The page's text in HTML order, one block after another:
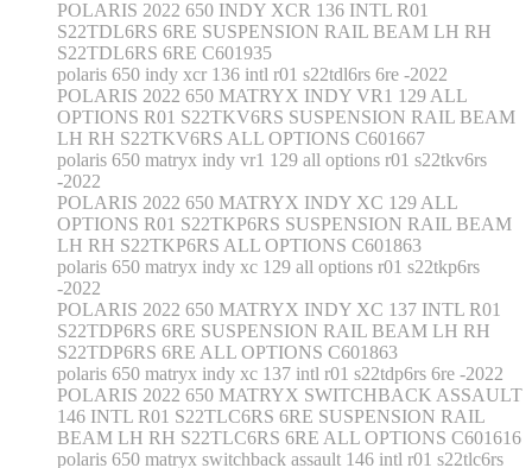
POLARIS 2022 650 INDY XCR 136 INTL R01
S22TDL6RS 6RE SUSPENSION RAIL BEAM LH RH
S22TDL6RS 6RE C601935
polaris 650 indy xcr 136 intl r01 s22tdl6rs 6re -2022
POLARIS 2022 650 MATRYX INDY VR1 129 ALL
OPTIONS R01 S22TKV6RS SUSPENSION RAIL BEAM
LH RH S22TKV6RS ALL OPTIONS C601667
polaris 650 matryx indy vr1 129 all options r01 s22tkv6rs
-2022
POLARIS 2022 650 MATRYX INDY XC 129 ALL
OPTIONS R01 S22TKP6RS SUSPENSION RAIL BEAM
LH RH S22TKP6RS ALL OPTIONS C601863
polaris 650 matryx indy xc 129 all options r01 s22tkp6rs
-2022
POLARIS 2022 650 MATRYX INDY XC 137 INTL R01
S22TDP6RS 6RE SUSPENSION RAIL BEAM LH RH
S22TDP6RS 6RE ALL OPTIONS C601863
polaris 650 matryx indy xc 137 intl r01 s22tdp6rs 6re -2022
POLARIS 2022 650 MATRYX SWITCHBACK ASSAULT
146 INTL R01 S22TLC6RS 6RE SUSPENSION RAIL
BEAM LH RH S22TLC6RS 6RE ALL OPTIONS C601616
polaris 650 matryx switchback assault 146 intl r01 s22tlc6rs